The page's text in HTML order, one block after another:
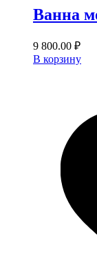
Ванна
9 800.00 ₽
В корзину